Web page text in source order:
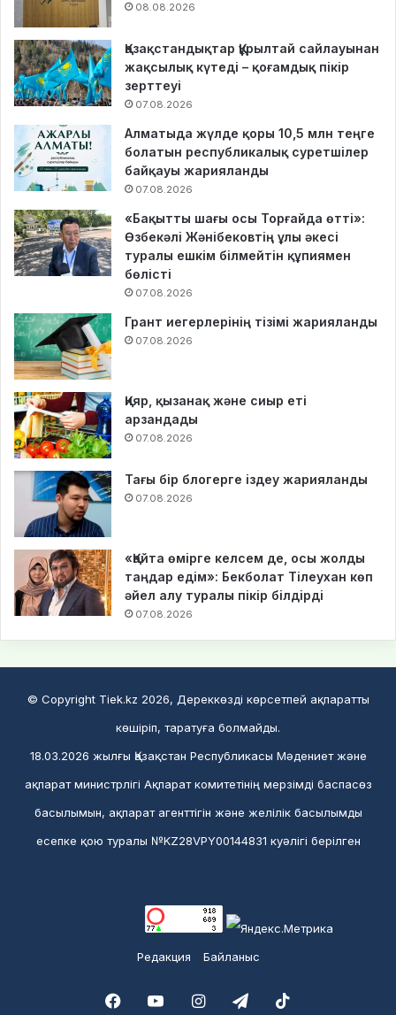
08.08.2026
Қазақстандықтар Құрылтай сайлауынан
жақсылық күтеді – қоғамдық пікір
зерттеуі
07.08.2026
Алматыда жүлде қоры 10,5 млн теңге
болатын республикалық суретшілер
байқауы жарияланды
07.08.2026
«Бақытты шағы осы Торғайда өтті»:
Өзбекәлі Жәнібековтің ұлы әкесі
туралы ешкім білмейтін құпиямен
бөлісті
07.08.2026
Грант иегерлерінің тізімі жарияланды
07.08.2026
Қияр, қызанақ және сиыр еті
арзандады
07.08.2026
Тағы бір блогерге іздеу жарияланды
07.08.2026
«Қайта өмірге келсем де, осы жолды
таңдар едім»: Бекболат Тілеухан көп
әйел алу туралы пікір білдірді
07.08.2026
© Copyright Tiek.kz 2026, Дереккөзді көрсетпей ақпаратты
көшіріп, таратуға болмайды.
18.03.2026 жылғы Қазақстан Республикасы Мәдениет және
ақпарат министрлігі Ақпарат комитетінің мерзімді баспасөз
басылымын, ақпарат агенттігін және желілік басылымды
есепке қою туралы №KZ28VPY00144831 куәлігі берілген
Редакция Байланыс
Facebook
YouTubeInstagramTelegram